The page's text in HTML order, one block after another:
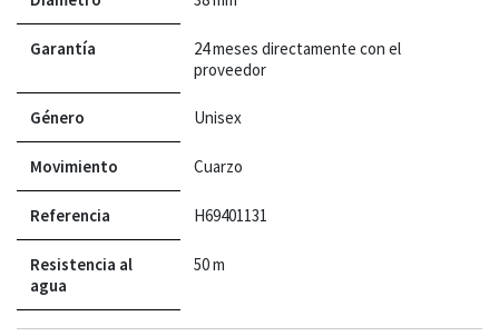
Garantía
24 meses directamente con el
proveedor
Género Unisex
Movimiento Cuarzo
Referencia H69401131
Resistencia al
agua
50 m